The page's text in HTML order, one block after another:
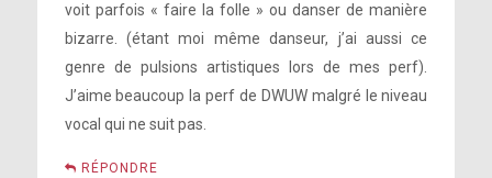
voit parfois « faire la folle » ou danser de manière
bizarre. (étant moi même danseur, j’ai aussi ce
genre de pulsions artistiques lors de mes perf).
J’aime beaucoup la perf de DWUW malgré le niveau
vocal qui ne suit pas.
RÉPONDRE